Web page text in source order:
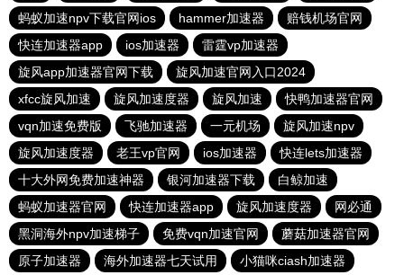
蚂蚁加速npv下载官网ios
hammer加速器
赔钱机场官网
快连加速器app
ios加速器
雷霆vp加速器
旋风app加速器官网下载
旋风加速官网入口2024
xfcc旋风加速
旋风加速度器 旋风加速
快鸭加速器官网
vqn加速免费版
飞驰加速器 一元机场
旋风加速npv
旋风加速度器
老王vp官网 ios加速器
快连lets加速器
十大外网免费加速神器
银河加速器下载
白鲸加速
蚂蚁加速器官网
快连加速器app 旋风加速度器
网必通
黑洞海外npv加速梯子
免费vqn加速官网
蘑菇加速器官网
原子加速器
海外加速器七天试用 小猫咪ciash加速器